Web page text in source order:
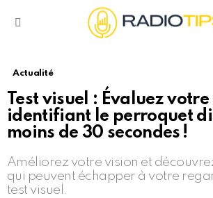
Actualité
Test visuel : Évaluez
identifiant le perroquet
moins de 30 secondes !
Améliorez votre vision et
qui peuvent échapper à votre
test visuel.